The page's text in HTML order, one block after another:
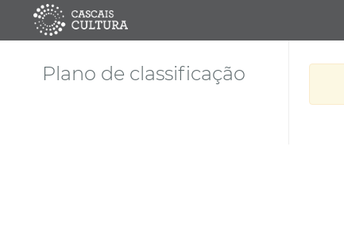
Plano de classificação